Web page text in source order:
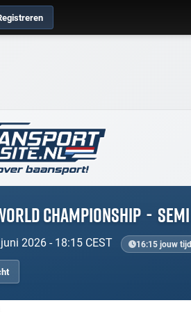
Championship -
2026 - 18:15 CEST 16:15 jouw tijd